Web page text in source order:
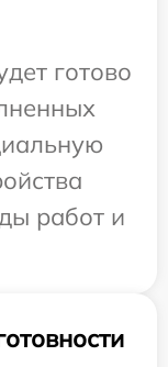
готово
работ и